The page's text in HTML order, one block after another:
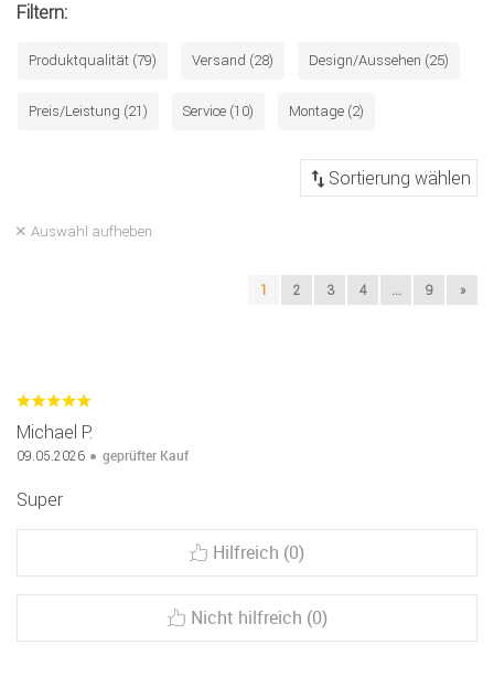
Filtern:
Produktqualität (79) Versand (28) Design/Aussehen (25)
Preis/Leistung (21) Service (10) Montage (2)
Auswahl aufheben
1 2 3 4 ... 9 »
Michael P.
09.05.2026 geprüfter Kauf
Super
Hilfreich (0)
Nicht hilfreich (0)